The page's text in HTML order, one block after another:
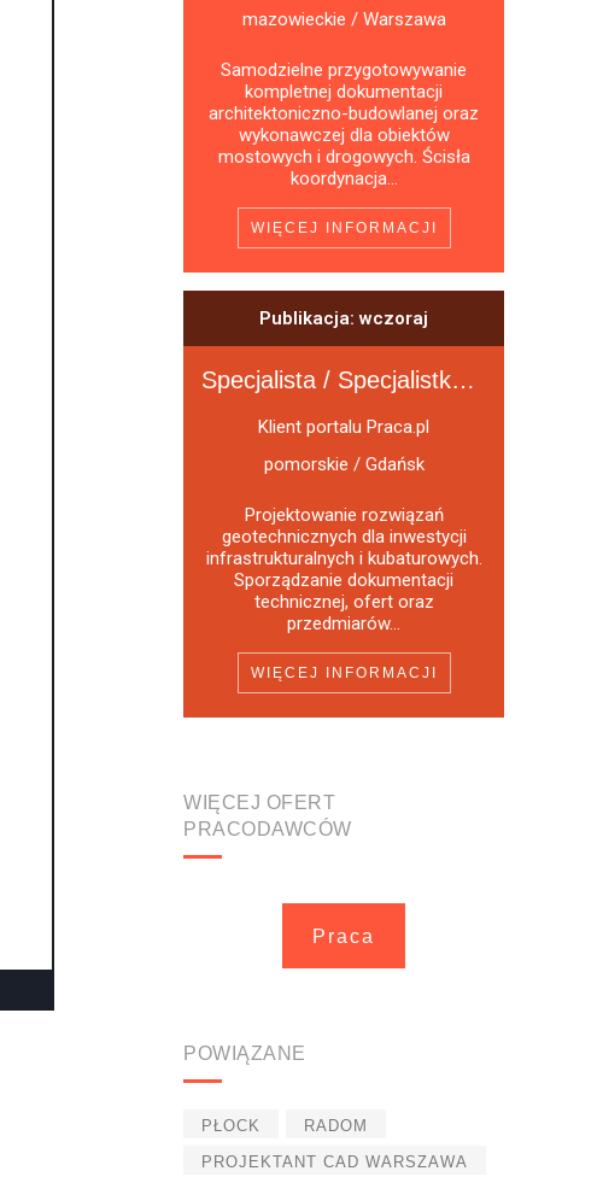
mazowieckie / Warszawa
Samodzielne przygotowywanie
kompletnej dokumentacji
architektoniczno-budowlanej oraz
wykonawczej dla obiektów
mostowych i drogowych. Ścisła
koordynacja...
WIĘCEJ INFORMACJI
Publikacja: wczoraj
Specjalista / Specjalistka ds. Projektowania Geotechnicznego
Klient portalu Praca.pl
pomorskie / Gdańsk
Projektowanie rozwiązań
geotechnicznych dla inwestycji
infrastrukturalnych i kubaturowych.
Sporządzanie dokumentacji
technicznej, ofert oraz
przedmiarów...
WIĘCEJ INFORMACJI
WIĘCEJ OFERT
PRACODAWCÓW
Praca
POWIĄZANE
PŁOCK
RADOM
PROJEKTANT CAD WARSZAWA